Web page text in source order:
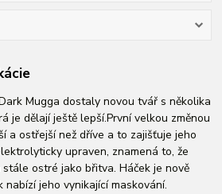
Mugga dostaly novou tvář s několika
je dělají ještě lepší.První velkou změnou
a ostřejší než dříve a to zajišťuje jeho
upraven, znamená to, že
ostré jako břitva. Háček je nově
jeho vynikající maskování.